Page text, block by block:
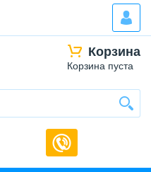
Корзина
Корзина пуста